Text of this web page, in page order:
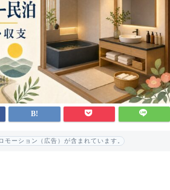
モーション（広告）が含まれています。